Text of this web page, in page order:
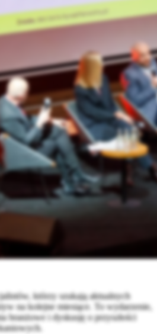
którzy szukają aktualnych
na kolejne miesiące. To wydarzenie,
branżowe i dyskusję o przyszłości